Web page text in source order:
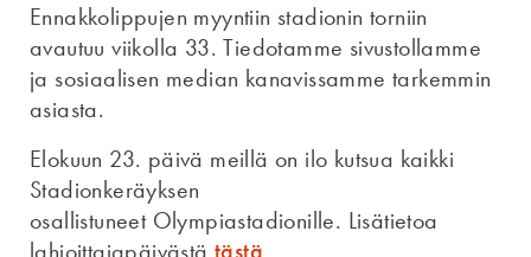
Ennakkolippujen myyntiin stadionin torniin
avautuu viikolla 33. Tiedotamme sivustollamme
ja sosiaalisen median kanavissamme tarkemmin
asiasta.
Elokuun 23. päivä meillä on ilo kutsua kaikki
Stadionkeräyksen
osallistuneet Olympiastadionille. Lisätietoa
lahjoittajapäivästä tästä.